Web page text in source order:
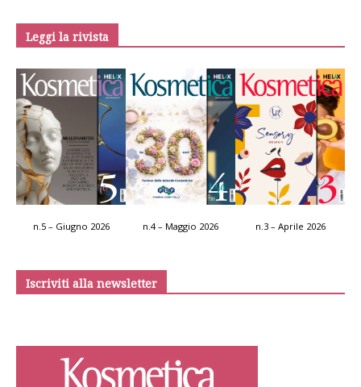
Leggi la rivista
n.5 – Giugno 2026 n.4 – Maggio 2026 n.3 – Aprile 2026
Iscriviti alla newsletter